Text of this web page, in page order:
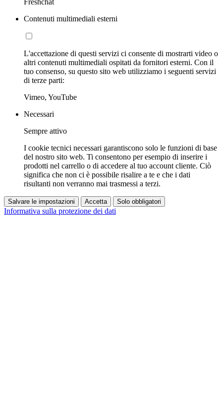
Contenuti multimediali esterni
L'accettazione di questi servizi ci consente di mostrarti video o
altri contenuti multimediali ospitati da fornitori esterni. Con il
tuo consenso, su questo sito web utilizziamo i seguenti servizi
di terze parti:
Vimeo, YouTube
Necessari
Sempre attivo
I cookie tecnici necessari garantiscono solo le funzioni di base
del nostro sito web. Ti consentono per esempio di inserire i
prodotti nel carrello o di accedere al tuo account cliente. Ciò
significa che non ci è possibile risalire a te e che i dati
risultanti non verranno mai trasmessi a terzi.
Salvare le impostazioni Accetta Solo obbligatori
Informativa sulla protezione dei dati